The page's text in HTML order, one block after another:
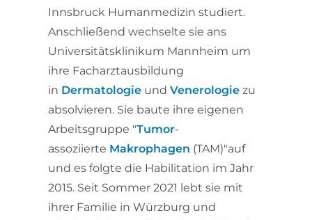
Innsbruck Humanmedizin studiert.
Anschließend wechselte sie ans
Universitätsklinikum Mannheim um
ihre Facharztausbildung
in Dermatologie undVenerologie zu
absolvieren. Sie baute ihre eigenen
Arbeitsgruppe "Tumor-
assoziierte Makrophagen (TAM)"auf
und es folgte die Habilitation im Jahr
2015. Seit Sommer 2021 lebt sie mit
ihrer Familie in Würzburg und